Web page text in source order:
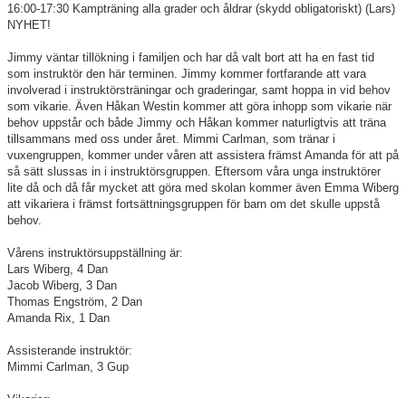
16:00-17:30 Kampträning alla grader och åldrar (skydd obligatoriskt) (Lars)
NYHET!
Jimmy väntar tillökning i familjen och har då valt bort att ha en fast tid
som instruktör den här terminen. Jimmy kommer fortfarande att vara
involverad i instruktörsträningar och graderingar, samt hoppa in vid behov
som vikarie. Även Håkan Westin kommer att göra inhopp som vikarie när
behov uppstår och både Jimmy och Håkan kommer naturligtvis att träna
tillsammans med oss under året. Mimmi Carlman, som tränar i
vuxengruppen, kommer under våren att assistera främst Amanda för att på
så sätt slussas in i instruktörsgruppen. Eftersom våra unga instruktörer
lite då och då får mycket att göra med skolan kommer även Emma Wiberg
att vikariera i främst fortsättningsgruppen för barn om det skulle uppstå
behov.
Vårens instruktörsuppställning är:
Lars Wiberg, 4 Dan
Jacob Wiberg, 3 Dan
Thomas Engström, 2 Dan
Amanda Rix, 1 Dan
Assisterande instruktör:
Mimmi Carlman, 3 Gup